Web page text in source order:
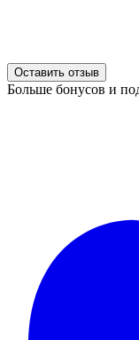
Оставить отзыв
Больше бонусов и